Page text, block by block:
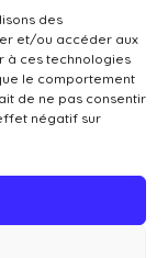
des
et/ou accéder aux
à ces technologies
le comportement
de ne pas consentir
négatif sur